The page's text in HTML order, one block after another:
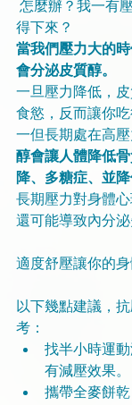
得下來？
當我們壓力大的
會分泌皮質醇。
一旦壓力降低，
食慾，反而讓你吃
一但長期處在高壓
醇會讓人體降低
降、多糖症、並降
長期壓力對身體心
還可能導致內分泌
適度舒壓讓你的
以下幾點建議，
考：
找半小時運
有減壓效果。
攜帶全麥餅